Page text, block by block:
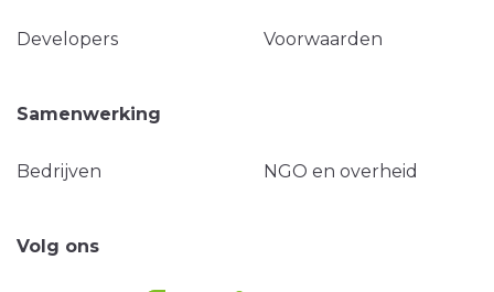
Developers Voorwaarden
Samenwerking
Bedrijven NGO en overheid
Volg ons